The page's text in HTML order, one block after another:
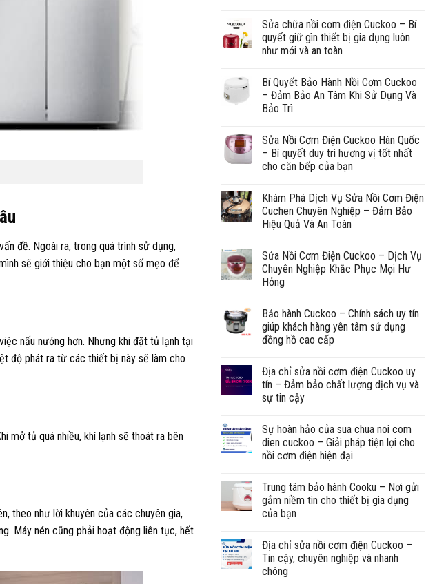
đề. Ngoài ra, trong quá trình sử dụng,
sẽ giới thiệu cho bạn một số mẹo để
nấu nướng hơn. Nhưng khi đặt tủ lạnh tại
độ phát ra từ các thiết bị này sẽ làm cho
mở tủ quá nhiều, khí lạnh sẽ thoát ra bên
theo như lời khuyên của các chuyên gia,
Máy nén cũng phải hoạt động liên tục, hết
Sửa chữa nồi cơm điện Cuckoo – Bí
quyết giữ gìn thiết bị gia dụng luôn
như mới và an toàn
Bí Quyết Bảo Hành Nồi Cơm Cuckoo
– Đảm Bảo An Tâm Khi Sử Dụng Và
Bảo Trì
Sửa Nồi Cơm Điện Cuckoo Hàn Quốc
– Bí quyết duy trì hương vị tốt nhất
cho căn bếp của bạn
Khám Phá Dịch Vụ Sửa Nồi Cơm Điện
Cuchen Chuyên Nghiệp – Đảm Bảo
Hiệu Quả Và An Toàn
Sửa Nồi Cơm Điện Cuckoo – Dịch Vụ
Chuyên Nghiệp Khắc Phục Mọi Hư
Hỏng
Bảo hành Cuckoo – Chính sách uy tín
giúp khách hàng yên tâm sử dụng
đồng hồ cao cấp
Địa chỉ sửa nồi cơm điện Cuckoo uy
tín – Đảm bảo chất lượng dịch vụ và
sự tin cậy
Sự hoàn hảo của sua chua noi com
dien cuckoo – Giải pháp tiện lợi cho
nồi cơm điện hiện đại
Trung tâm bảo hành Cooku – Nơi gửi
gắm niềm tin cho thiết bị gia dụng
của bạn
Địa chỉ sửa nồi cơm điện Cuckoo –
Tin cậy, chuyên nghiệp và nhanh
chóng